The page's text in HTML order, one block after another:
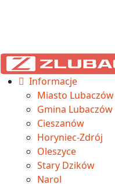
Informacje
Miasto Lubaczów
Gmina Lubaczów
Cieszanów
Horyniec-Zdrój
Oleszyce
Stary Dzików
Narol